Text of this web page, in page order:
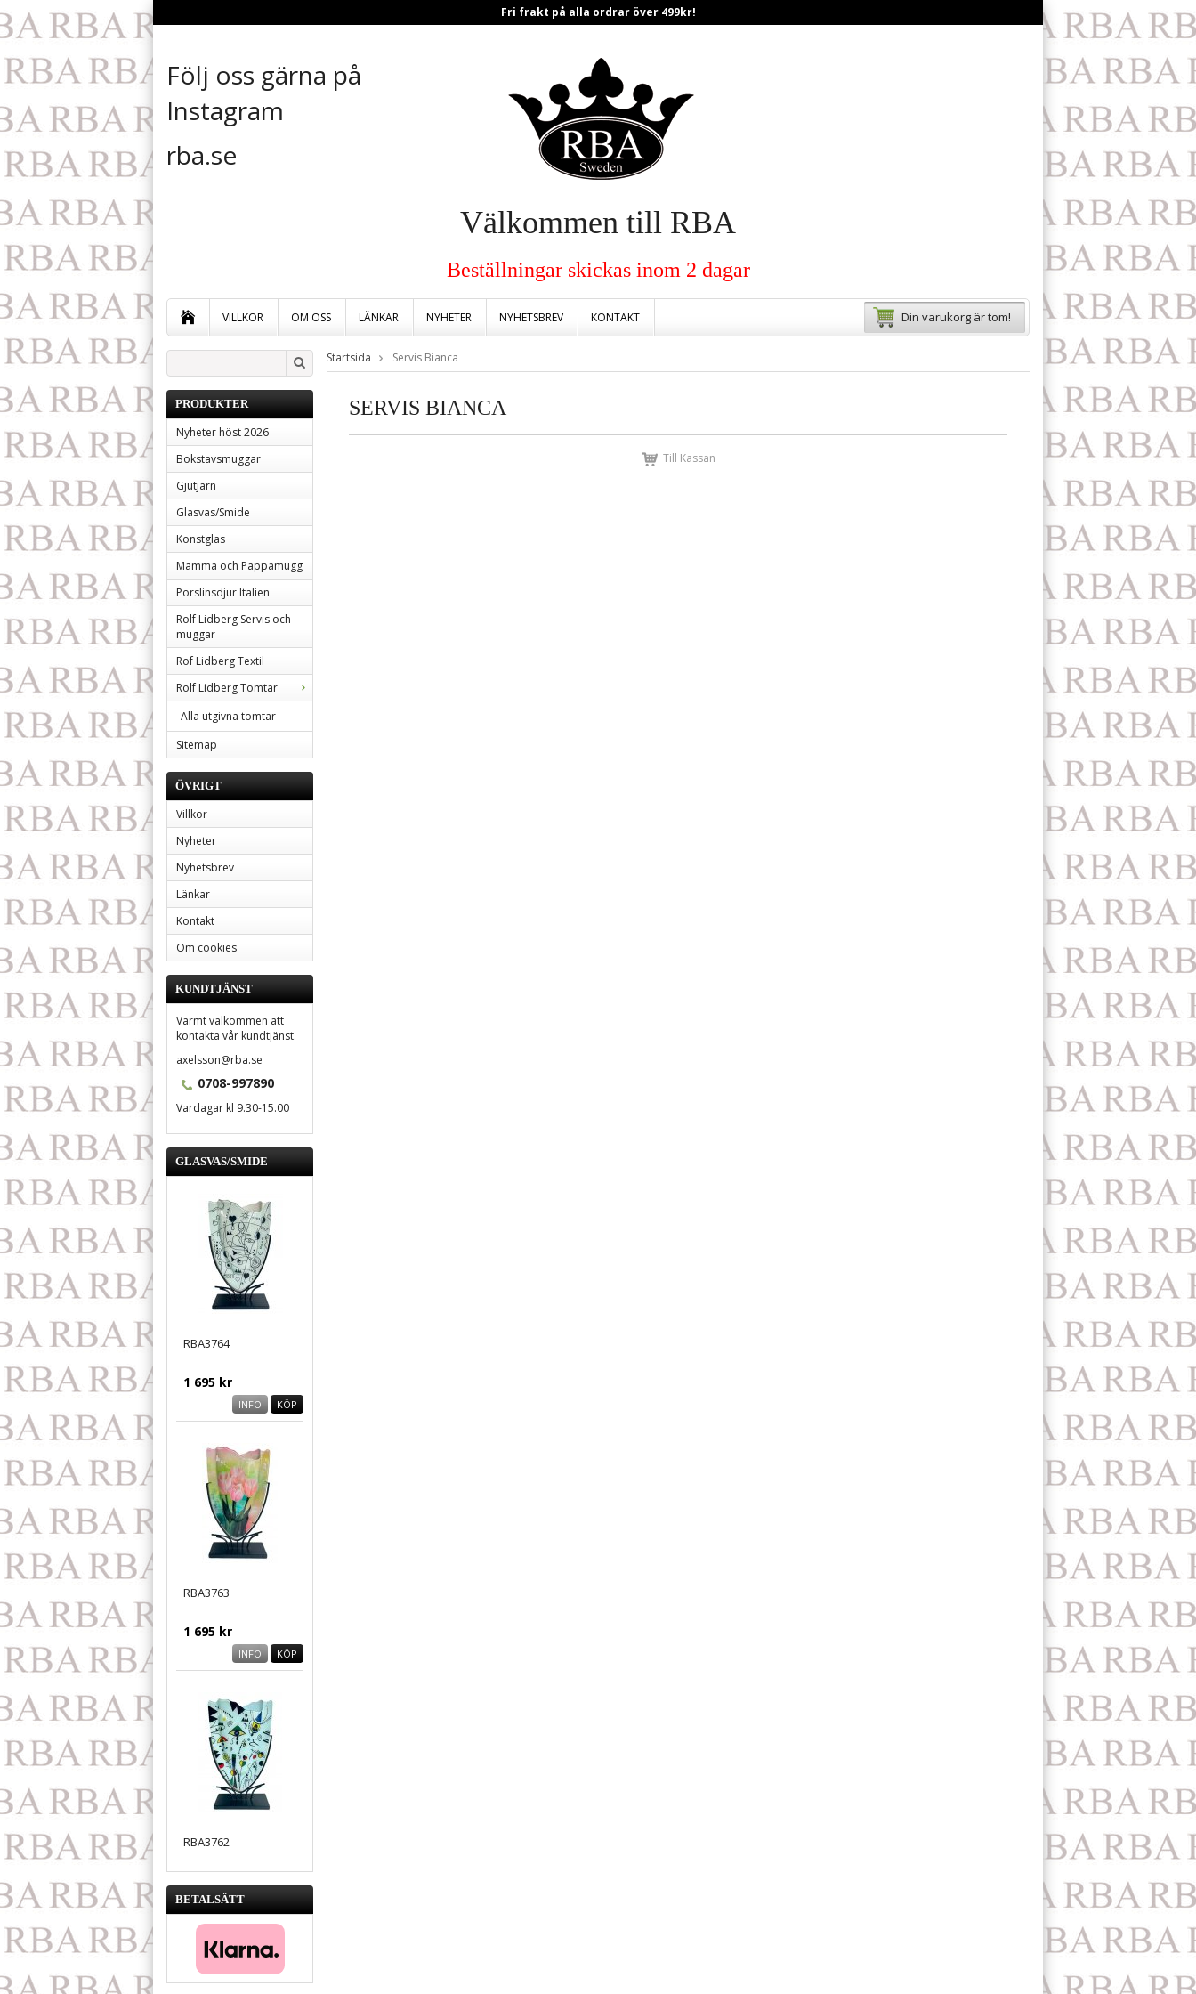
Fri frakt på alla ordrar över 499kr!
Följ oss gärna på
Instagram
rba.se
Välkommen till RBA
Beställningar skickas inom 2 dagar
VILLKOR OM OSS LÄNKAR NYHETER NYHETSBREV KONTAKT Din varukorg är tom!
PRODUKTER
Nyheter höst 2026
Bokstavsmuggar
Gjutjärn
Glasvas/Smide
Konstglas
Mamma och Pappamugg
Porslinsdjur Italien
Rolf Lidberg Servis och
muggar
Rof Lidberg Textil
Rolf Lidberg Tomtar
Alla utgivna tomtar
Sitemap
ÖVRIGT
Villkor
Nyheter
Nyhetsbrev
Länkar
Kontakt
Om cookies
KUNDTJÄNST
Varmt välkommen att
kontakta vår kundtjänst.
axelsson@rba.se
0708-997890
Vardagar kl 9.30-15.00
GLASVAS/SMIDE
RBA3764
1 695 kr
INFO KÖP
RBA3763
1 695 kr
INFO KÖP
RBA3762
INFO
BETALSÄTT
Startsida Servis Bianca
SERVIS BIANCA
Till Kassan